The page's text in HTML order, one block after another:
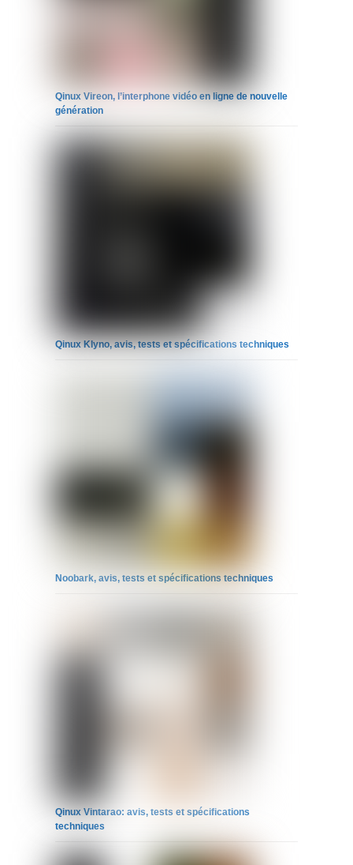
Qinux Vireon, l’interphone vidéo en ligne de nouvelle
génération
Qinux Klyno, avis, tests et spécifications techniques
Noobark, avis, tests et spécifications techniques
Qinux Vintarao: avis, tests et spécifications
techniques